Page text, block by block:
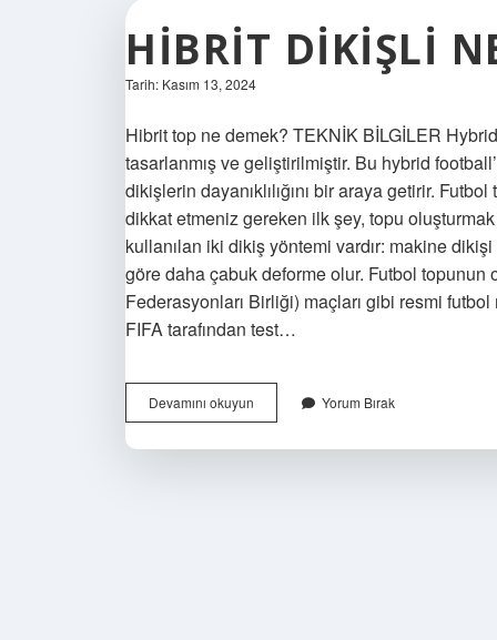
HIBRIT DIKIŞLI
Tarih: Kasım 13, 2024
Hibrit top ne demek? TEKNİK BİLGİLER
tasarlanmış ve geliştirilmiştir. Bu hybrid
dikişlerin dayanıklılığını bir araya getirir.
dikkat etmeniz gereken ilk şey, topu
kullanılan iki dikiş yöntemi vardır: makine
göre daha çabuk deforme olur. Futbol topunun
Federasyonları Birliği) maçları gibi resmi
FIFA tarafından test…
Devamını okuyun
Dikişli
Yorum Bırak